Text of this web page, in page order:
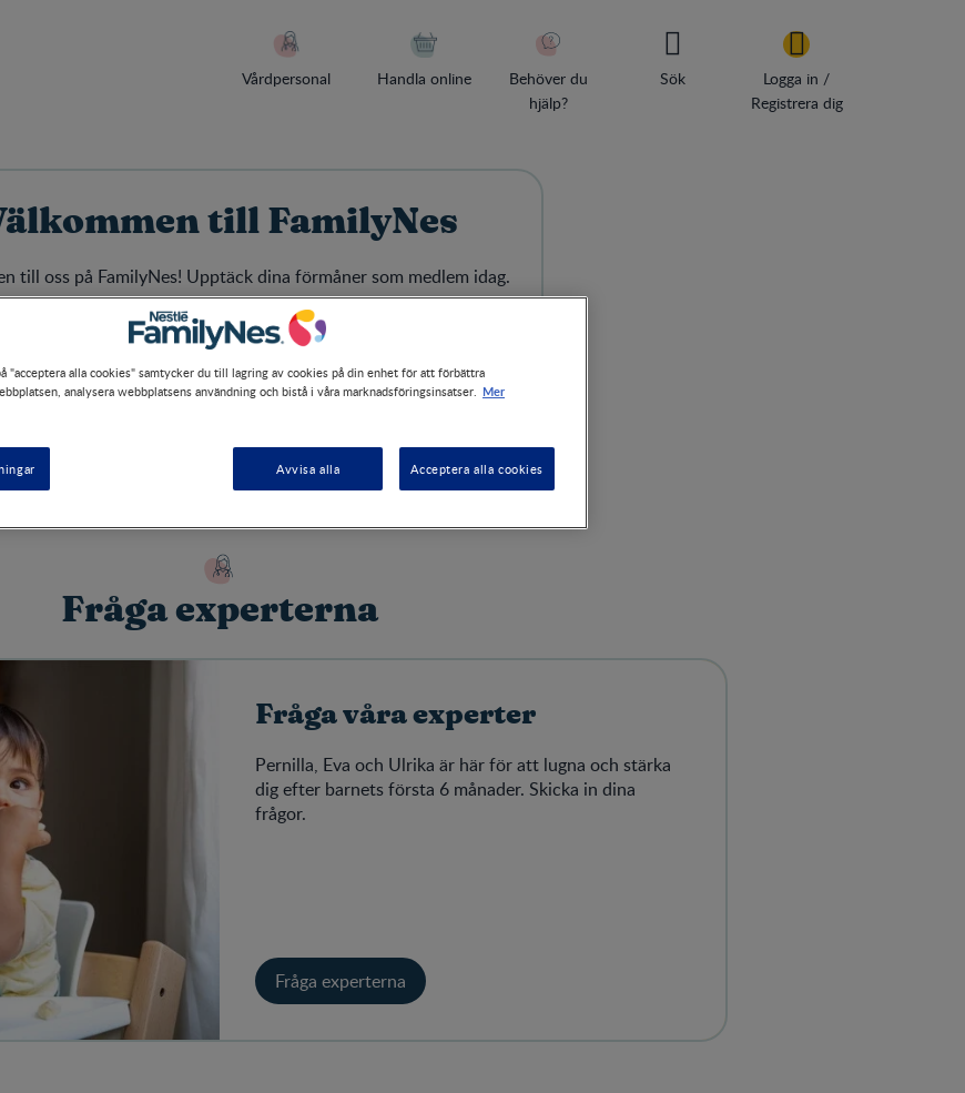
Vårdpersonal Handla online
Behöver du
hjälp?
Sök
Logga in /
Registrera dig
till FamilyNes
till oss på FamilyNes! Upptäck dina förmåner som medlem idag.
Upptäck nu
Fråga experterna
Fråga våra experter
Pernilla, Eva och Ulrika är här för att lugna och stärka
dig efter barnets första 6 månader. Skicka in dina
frågor.
Fråga experterna
"acceptera alla cookies" samtycker du till lagring av cookies på din enhet för att förbättra
analysera webbplatsens användning och bistå i våra marknadsföringsinsatser. Mer
Avvisa alla Acceptera alla cookies